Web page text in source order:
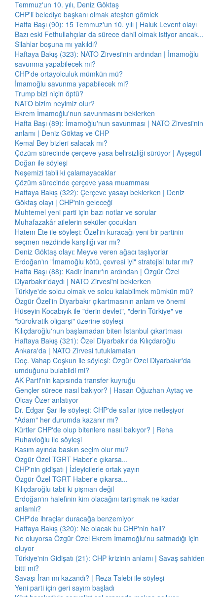
Temmuz'un 10. yılı, Deniz Göktaş
CHP'li belediye başkanı olmak ateşten gömlek
Hafta Başı (90): 15 Temmuz'un 10. yılı | Haluk Levent olayı
Bazı eski Fethullahçılar da sürece dahil olmak istiyor ancak...
Silahlar boşuna mı yakıldı?
Haftaya Bakış (323): NATO Zirvesi'nin ardından | İmamoğlu
savunma yapabilecek mi?
CHP'de ortayolculuk mümkün mü?
İmamoğlu savunma yapabilecek mi?
Trump bizi niçin öptü?
NATO bizim neyimiz olur?
Ekrem İmamoğlu'nun savunmasını beklerken
Hafta Başı (89): İmamoğlu'nun savunması | NATO Zirvesi'nin
anlamı | Deniz Göktaş ve CHP
Kemal Bey bizleri salacak mı?
Çözüm sürecinde çerçeve yasa belirsizliği sürüyor | Ayşegül
Doğan ile söyleşi
Neşemizi tabii ki çalamayacaklar
Çözüm sürecinde çerçeve yasa muamması
Haftaya Bakış (322): Çerçeve yasayı beklerken | Deniz
Göktaş olayı | CHP'nin geleceği
Muhtemel yeni parti için bazı notlar ve sorular
Muhafazakâr ailelerin seküler çocukları
Hatem Ete ile söyleşi: Özel'in kuracağı yeni bir partinin
seçmen nezdinde karşılığı var mı?
Deniz Göktaş olayı: Meyve veren ağacı taşlıyorlar
Erdoğan'ın "İmamoğlu kötü, çevresi iyi" stratejisi tutar mı?
Hafta Başı (88): Kadir İnanır'ın ardından | Özgür Özel
Diyarbakır'daydı | NATO Zirvesi'ni beklerken
Türkiye'de solcu olmak ve solcu kalabilmek mümkün mü?
Özgür Özel'in Diyarbakır çıkartmasının anlam ve önemi
Hüseyin Kocabıyık ile "derin devlet", "derin Türkiye" ve
"bürokratik oligarşi" üzerine söyleşi
Kılıçdaroğlu'nun başlamadan biten İstanbul çıkartması
Haftaya Bakış (321): Özel Diyarbakır'da Kılıçdaroğlu
Ankara'da | NATO Zirvesi tutuklamaları
Doç. Vahap Coşkun ile söyleşi: Özgür Özel Diyarbakır'da
umduğunu bulabildi mi?
AK Parti'nin kapısında transfer kuyruğu
Gençler sürece nasıl bakıyor? | Hasan Oğuzhan Aytaç ve
Olcay Özer anlatıyor
Dr. Edgar Şar ile söyleşi: CHP'de saflar iyice netleşiyor
"Adam" her durumda kazanır mı?
Kürtler CHP'de olup bitenlere nasıl bakıyor? | Reha
Ruhavioğlu ile söyleşi
Kasım ayında baskın seçim olur mu?
Özgür Özel TGRT Haber'e çıkarsa...
CHP'nin gidişatı | İzleyicilerle ortak yayın
Özgür Özel TGRT Haber'e çıkarsa...
Kılıçdaroğlu tabii ki pişman değil
Erdoğan'ın halefinin kim olacağını tartışmak ne kadar
anlamlı?
CHP'de ihraçlar duracağa benzemiyor
Haftaya Bakış (320): Ne olacak bu CHP'nin hali?
Ne oluyorsa Özgür Özel Ekrem İmamoğlu'nu satmadığı için
oluyor
Türkiye'nin Gidişatı (21): CHP krizinin anlamı | Savaş sahiden
bitti mi?
Savaşı İran mı kazandı? | Reza Talebi ile söyleşi
Yeni parti için geri sayım başladı